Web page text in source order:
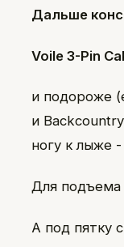
Дальше
Voile 3-Pin
и подороже
и
ногу к лыже
Для подъема
А под пятку